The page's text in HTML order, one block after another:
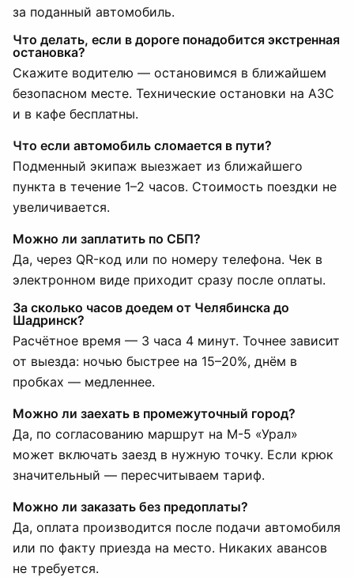
за поданный автомобиль.
Что делать, если в дороге понадобится экстренная
остановка?
Скажите водителю — остановимся в ближайшем
безопасном месте. Технические остановки на АЗС
и в кафе бесплатны.
Что если автомобиль сломается в пути?
Подменный экипаж выезжает из ближайшего
пункта в течение 1–2 часов. Стоимость поездки не
увеличивается.
Можно ли заплатить по СБП?
Да, через QR-код или по номеру телефона. Чек в
электронном виде приходит сразу после оплаты.
За сколько часов доедем от Челябинска до
Шадринск?
Расчётное время — 3 часа 4 минут. Точнее зависит
от выезда: ночью быстрее на 15–20%, днём в
пробках — медленнее.
Можно ли заехать в промежуточный город?
Да, по согласованию маршрут на М-5 «Урал»
может включать заезд в нужную точку. Если крюк
значительный — пересчитываем тариф.
Можно ли заказать без предоплаты?
Да, оплата производится после подачи автомобиля
или по факту приезда на место. Никаких авансов
не требуется.